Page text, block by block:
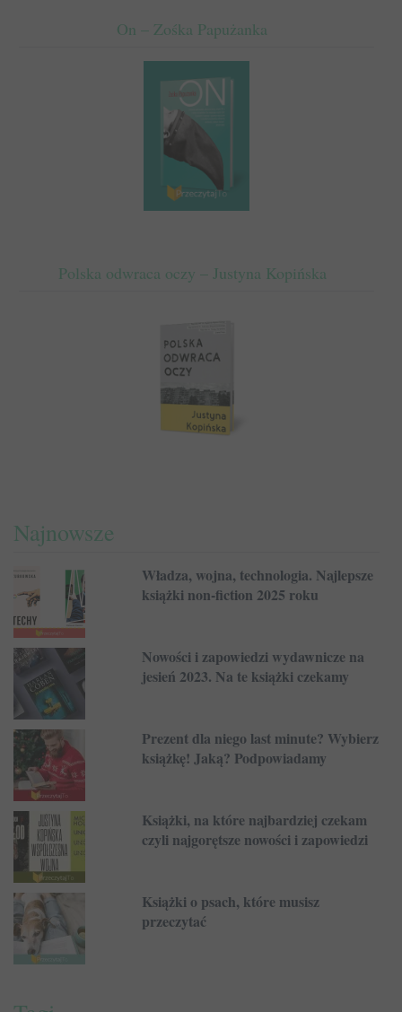
On – Zośka Papużanka
Polska odwraca oczy – Justyna Kopińska
Najnowsze
Władza, wojna, technologia. Najlepsze
książki non-fiction 2025 roku
Nowości i zapowiedzi wydawnicze na
jesień 2023. Na te książki czekamy
Prezent dla niego last minute? Wybierz
książkę! Jaką? Podpowiadamy
Książki, na które najbardziej czekam
czyli najgorętsze nowości i zapowiedzi
Książki o psach, które musisz
przeczytać